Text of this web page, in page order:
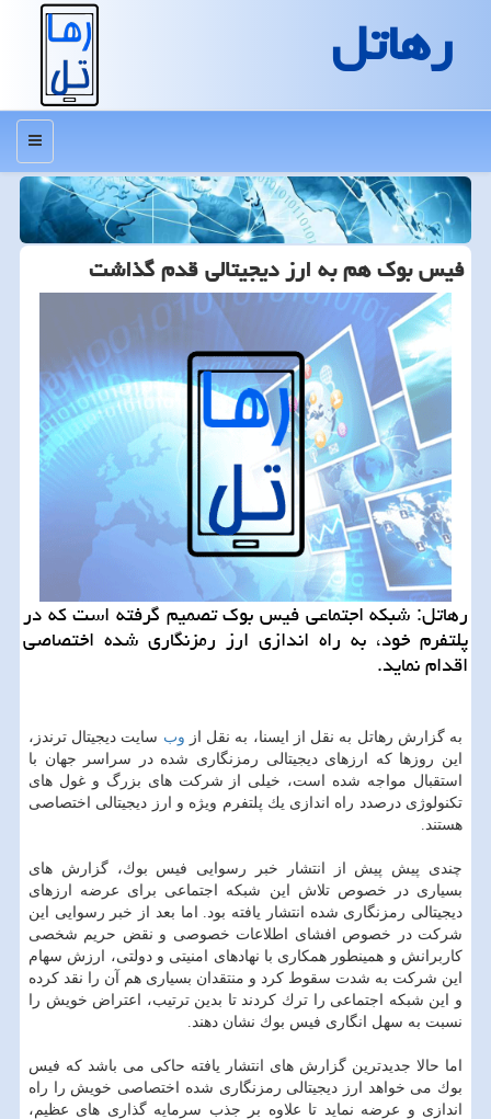
رهاتل
منو
فیس بوك هم به ارز دیجیتالی قدم گذاشت
رهاتل: شبكه اجتماعی فیس بوك تصمیم گرفته است كه در
پلتفرم خود، به راه اندازی ارز رمزنگاری شده اختصاصی
اقدام نماید.
به گزارش رهاتل به نقل از ایسنا، به نقل از وب سایت دیجیتال ترندز،
این روزها كه ارزهای دیجیتالی رمزنگاری شده در سراسر جهان با
استقبال مواجه شده است، خیلی از شركت های بزرگ و غول های
تكنولوژی درصدد راه اندازی یك پلتفرم ویژه و ارز دیجیتالی اختصاصی
هستند.
چندی پیش پیش از انتشار خبر رسوایی فیس بوك، گزارش های
بسیاری در خصوص تلاش این شبكه اجتماعی برای عرضه ارزهای
دیجیتالی رمزنگاری شده انتشار یافته بود. اما بعد از خبر رسوایی این
شركت در خصوص افشای اطلاعات خصوصی و نقض حریم شخصی
كاربرانش و همینطور همكاری با نهادهای امنیتی و دولتی، ارزش سهام
این شركت به شدت سقوط كرد و منتقدان بسیاری هم آن را نقد كرده
و این شبكه اجتماعی را ترك كردند تا بدین ترتیب، اعتراض خویش را
نسبت به سهل انگاری فیس بوك نشان دهند.
اما حالا جدیدترین گزارش های انتشار یافته حاكی می باشد كه فیس
بوك می خواهد ارز دیجیتالی رمزنگاری شده اختصاصی خویش را راه
اندازی و عرضه نماید تا علاوه بر جذب سرمایه گذاری های عظیم،